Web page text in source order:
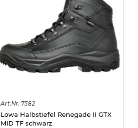
Art.Nr. 7582
Lowa Halbstiefel Renegade II GTX
MID TF schwarz